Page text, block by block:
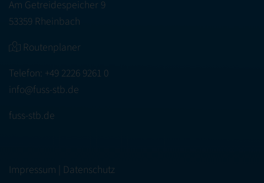
Am Getreidespeicher 9
53359 Rheinbach
Routenplaner
Telefon: +49 2226 9261 0
info@fuss-stb.de
fuss-stb.de
Impressum Datenschutz